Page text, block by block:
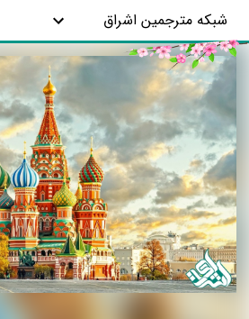
شبکه مترجمین اشراق